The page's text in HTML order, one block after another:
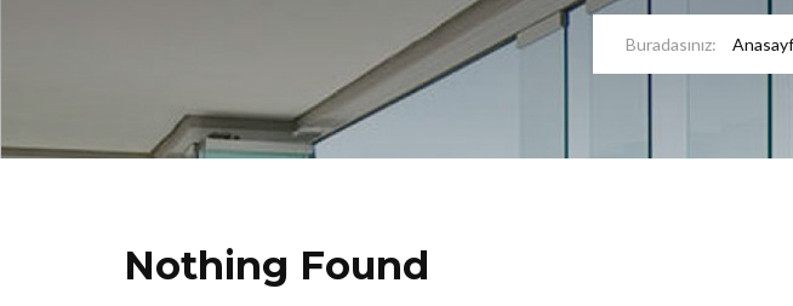
Nothing Found